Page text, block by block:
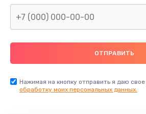
Нажимая на кнопку отправить я даю свое
обработку моих персональных данных.